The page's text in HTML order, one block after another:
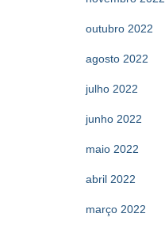
outubro 2022
agosto 2022
julho 2022
junho 2022
maio 2022
abril 2022
março 2022